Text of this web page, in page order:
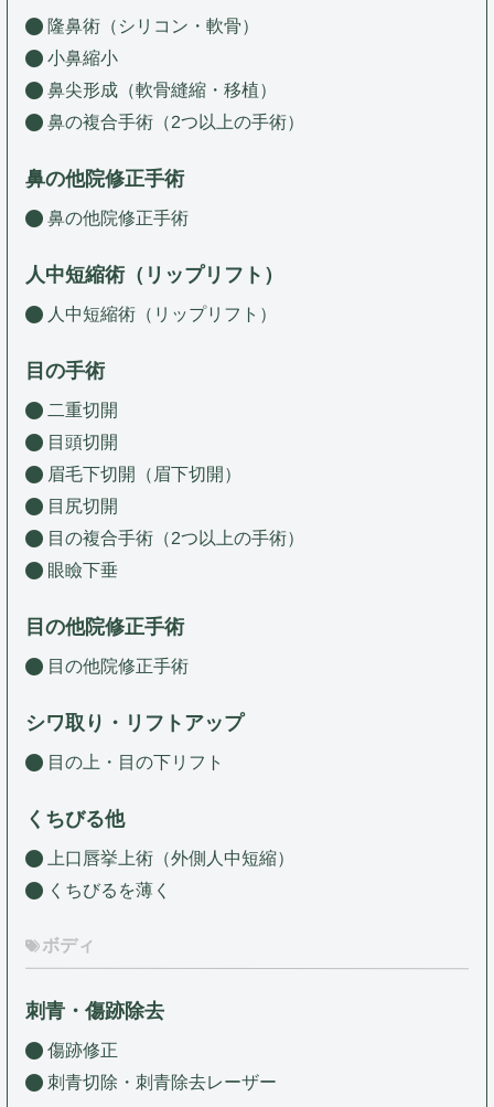
隆鼻術（シリコン・軟骨）
小鼻縮小
鼻尖形成（軟骨縫縮・移植）
鼻の複合手術（2つ以上の手術）
鼻の他院修正手術
鼻の他院修正手術
人中短縮術（リップリフト）
人中短縮術（リップリフト）
目の手術
二重切開
目頭切開
眉毛下切開（眉下切開）
目尻切開
目の複合手術（2つ以上の手術）
眼瞼下垂
目の他院修正手術
目の他院修正手術
シワ取り・リフトアップ
目の上・目の下リフト
くちびる他
上口唇挙上術（外側人中短縮）
くちびるを薄く
ボディ
刺青・傷跡除去
傷跡修正
刺青切除・刺青除去レーザー